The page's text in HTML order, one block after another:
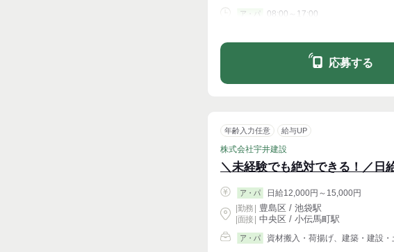
ア・パ 08:00～17:00
応募する
年齢入力任意 給与UP
株式会社宇井建設
＼未経験でも絶対できる！／
ア・パ
日給12,000円～15,000円
|勤務 豊島区 / 池袋駅
| 面接 | 中央区 / 小伝馬町駅
ア・パ 資材搬入・荷揚げ、建築・建設